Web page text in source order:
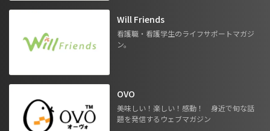
Will Friends
看護職・看護学生のライフサポートマガジ
ン。
OVO
美味しい！楽しい！感動！ 身近で旬な話
題を発信するウェブマガジン